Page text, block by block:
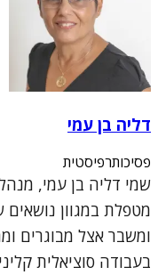
דליה בן עמי
פסיכותרפיסטית
שמי דליה בן עמי,
מטפלת במגוון
ומשבר אצל מבוגרים
בעבודה סוציאלית